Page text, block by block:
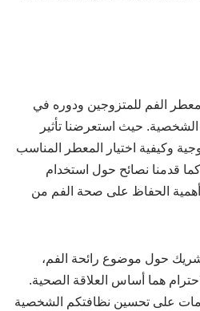
معطر الفم للمتزوجين ودوره في
الشخصية. حيث استعرضنا تأثير
وكيفية اختيار المعطر المناسب
كما قدمنا نصائح حول استخدام
الحفاظ على صحة الفم من
حول موضوع رائحة الفم،
هما أساس العلاقة الصحية.
على تحسين نظافتكم الشخصية